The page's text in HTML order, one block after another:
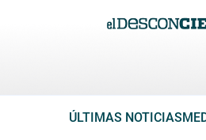
ÚLTIMAS NOTICIAS